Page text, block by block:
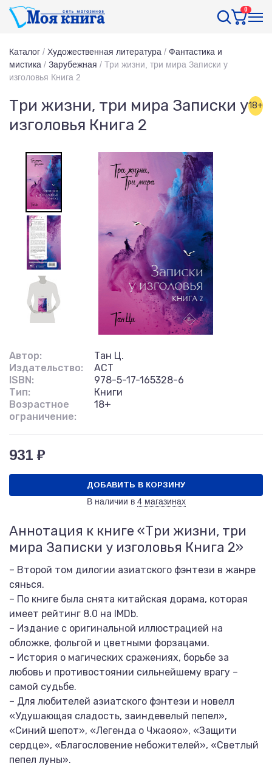
0
Каталог / Художественная литература / Фантастика и
мистика / Зарубежная / Три жизни, три мира Записки у
изголовья Книга 2
Три жизни, три мира Записки у
изголовья Книга 2
18+
Автор:
Тан Ц.
Издательство:
АСТ
ISBN:
978-5-17-165328-6
Тип:
Книги
Возрастное
ограничение:
18+
931 ₽
ДОБАВИТЬ В КОРЗИНУ
В наличии в 4 магазинах
Аннотация к книге «Три жизни, три
мира Записки у изголовья Книга 2»
– Второй том дилогии азиатского фэнтези в жанре
сянься.
– По книге была снята китайская дорама, которая
имеет рейтинг 8.0 на IMDb.
– Издание с оригинальной иллюстрацией на
обложке, фольгой и цветными форзацами.
– История о магических сражениях, борьбе за
любовь и противостоянии сильнейшему врагу –
самой судьбе.
– Для любителей азиатского фэнтези и новелл
«Удушающая сладость, заиндевелый пепел»,
«Синий шепот», «Легенда о Чжаояо», «Защити
сердце», «Благословение небожителей», «Светлый
пепел луны».